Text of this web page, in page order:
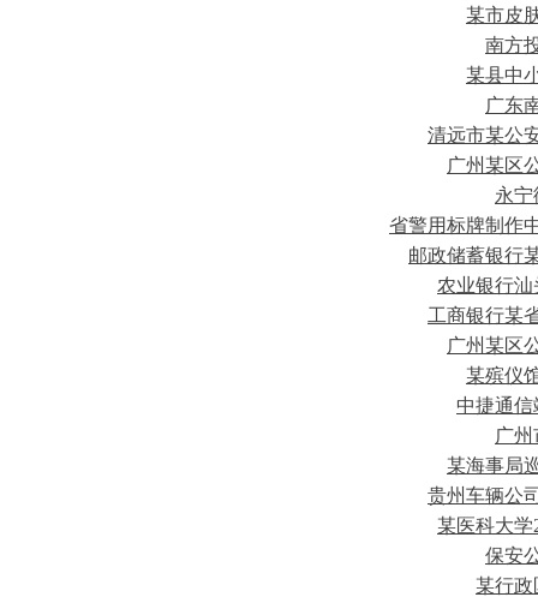
某市皮
南方
某县中
广东
清远市某公
广州某区
永
省警用标牌制作
邮政储蓄银行
农业银行
工商银行某
广州某区
某殡仪
中捷通
广
某海事局
贵州车辆公
某医科大
保安
某行